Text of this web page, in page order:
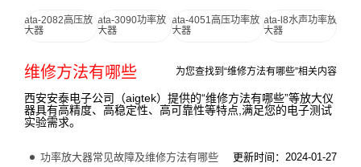
ata-2082高压放
大器
ata-3090功率放
大器
ata-4051高压功率放
大器
ata-l8水声功率放
大器
维修方法有哪些 为您查找到“维修方法有哪些”相关内容
西安安泰电子公司（aigtek）提供的“维修方法有哪些”等放大仪
器具有高精度、高稳定性、高可靠性等特点,满足您的电子测试
实验需求。
功率放大器常见故障及维修方法有哪些 更新时间：2024-01-27